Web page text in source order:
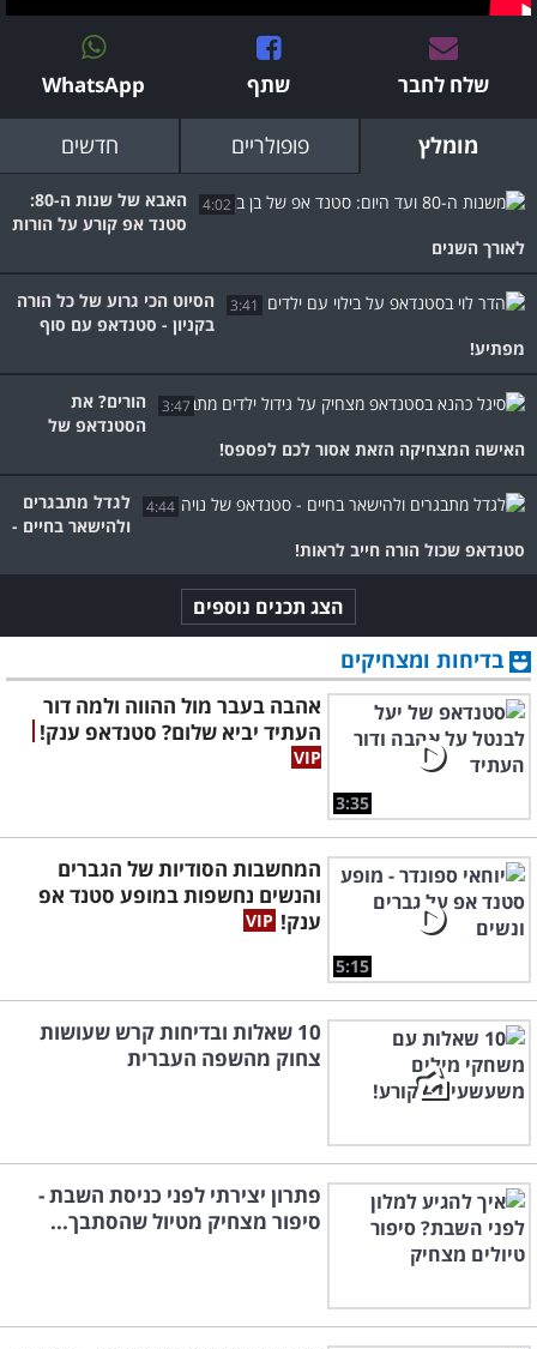
שלח לחבר שתף WhatsApp
מומלץ פופולריים חדשים
4:02
האבא של שנות ה-80:
סטנד אפ קורע על הורות
לאורך השנים
3:41
הסיוט הכי גרוע של כל הורה
בקניון - סטנדאפ עם סוף
מפתיע!
3:47
הורים? את
הסטנדאפ של
האישה המצחיקה הזאת אסור לכם לפספס!
4:44
לגדל מתבגרים
ולהישאר בחיים -
סטנדאפ שכול הורה חייב לראות!
הצג תכנים נוספים
בדיחות ומצחיקים
3:35
אהבה בעבר מול ההווה ולמה דור
העתיד יביא שלום? סטנדאפ ענק!
5:15
המחשבות הסודיות של הגברים
והנשים נחשפות במופע סטנד אפ
ענק!
10 שאלות ובדיחות קרש שעושות
צחוק מהשפה העברית
פתרון יצירתי לפני כניסת השבת -
סיפור מצחיק מטיול שהסתבך...